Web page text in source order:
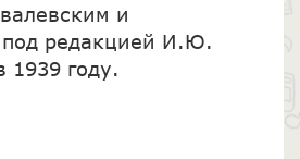
и
под редакцией И.Ю.
1939 году.